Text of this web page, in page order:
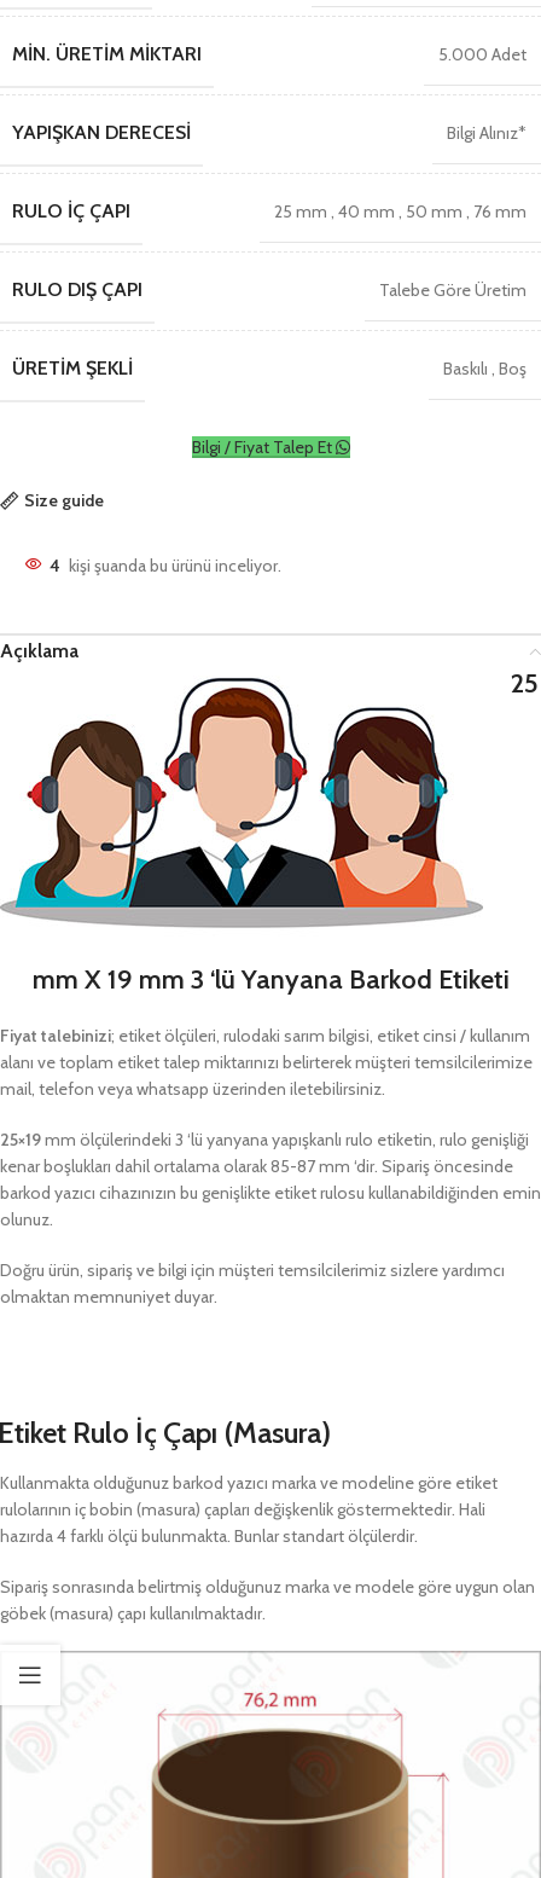
MIN. ÜRETIM MIKTARI 5.000 Adet
YAPIŞKAN DERECESI Bilgi Alınız*
RULO İÇ ÇAPI 25 mm 40 mm 50 mm 76 mm
RULO DIŞ ÇAPI Talebe Göre Üretim
ÜRETIM ŞEKLI Baskılı Boş
Bilgi / Fiyat Talep Et
Size guide
4 kişi şuanda bu ürünü inceliyor.
Açıklama
25
mm X 19 mm 3 ‘lü Yanyana Barkod Etiketi
Fiyat talebinizi; etiket ölçüleri, rulodaki sarım bilgisi, etiket cinsi / kullanım
alanı ve toplam etiket talep miktarınızı belirterek müşteri temsilcilerimize
mail, telefon veya whatsapp üzerinden iletebilirsiniz.
25×19mm ölçülerindeki 3 ‘lü yanyana yapışkanlı rulo etiketin, rulo genişliği
kenar boşlukları dahil ortalama olarak 85-87 mm ‘dir. Sipariş öncesinde
barkod yazıcı cihazınızın bu genişlikte etiket rulosu kullanabildiğinden emin
olunuz.
Doğru ürün, sipariş ve bilgi için müşteri temsilcilerimiz sizlere yardımcı
olmaktan memnuniyet duyar.
Rulo İç Çapı (Masura)
Kullanmakta olduğunuz barkod yazıcı marka ve modeline göre etiket
rulolarının iç bobin (masura) çapları değişkenlik göstermektedir. Hali
hazırda 4 farklı ölçü bulunmakta. Bunlar standart ölçülerdir.
Sipariş sonrasında belirtmiş olduğunuz marka ve modele göre uygun olan
göbek (masura) çapı kullanılmaktadır.